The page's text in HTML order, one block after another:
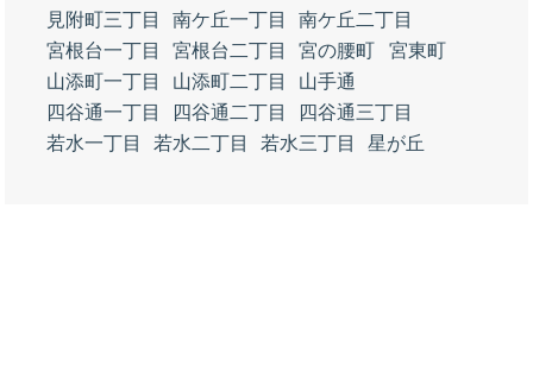
見附町三丁目
南ケ丘一丁目
南ケ丘二丁目
宮根台一丁目
宮根台二丁目 宮の腰町
宮東町
山添町一丁目
山添町二丁目
山手通
四谷通一丁目
四谷通二丁目
四谷通三丁目
若水一丁目
若水二丁目 若水三丁目 星が丘